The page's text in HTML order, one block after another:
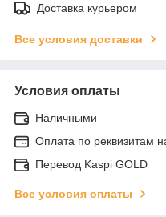
Доставка курьером
Все условия доставки
Условия оплаты
Наличными
Оплата по реквизитам
Перевод Kaspi GOLD
Все условия оплаты